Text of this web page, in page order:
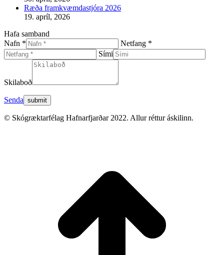
Ræða framkvæmdastjóra 2026
19. apríl, 2026
Hafa samband
Nafn *
Netfang *
Sími
Skilaboð
Senda
© Skógræktarfélag Hafnarfjarðar 2022. Allur réttur áskilinn.